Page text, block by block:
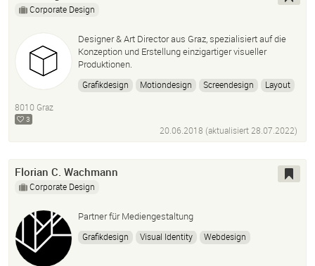
Corporate Design
Designer & Art Director aus Graz, spezialisiert auf die
Konzeption und Erstellung einzigartiger visueller
Produktionen.
Grafikdesign Motiondesign Screendesign
Layout
8010 Graz
3
20.06.2018 (aktualisiert28.07.2022)
Florian C. Wachmann
Corporate Design
Partner für Mediengestaltung
Grafikdesign Visual Identity
Webdesign